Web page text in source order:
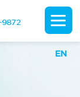
EN
9872